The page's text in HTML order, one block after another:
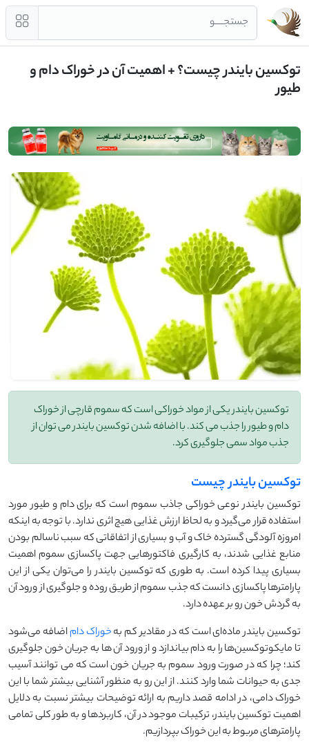
جستجــــو
توکسین بایندر چیست؟ + اهمیت آن در خوراک دام و
طیور
توکسین بایندر یکی از مواد خوراکی است که سموم قارچی از خوراک
دام و طیور را جذب می کند. با اضافه شدن توکسین بایندر می توان از
جذب مواد سمی جلوگیری کرد.
توکسین بایندر چیست
توکسین بایندر نوعی خوراکی جاذب سموم است که برای دام و طیور مورد
استفاده قرار می‌گیرد و به لحاظ ارزش غذایی هیچ اثری ندارد. با توجه به اینکه
امروزه آلودگی گسترده خاک و آب و بسیاری از اتفاقاتی که سبب ناسالم بودن
منابع غذایی شدند، به کارگیری فاکتورهایی جهت پاکسازی سموم اهمیت
بسیاری پیدا کرده است. به طوری که توکسین بایندر را می‌توان یکی از این
پارامترها پاکسازی دانست که جذب سموم از طریق روده و جلوگیری از ورود آن
به گردش خون رو بر عهده دارد.
توکسین بایندر ماده‌ای است که در مقادیر کم بهخوراک داماضافه می‌شود
تا مایکوتوکسین‌ها را به دام بیاندازد و از ورود آن ها به جریان خون جلوگیری
کند؛ چرا که در صورت ورود سموم به جریان خون است که می توانند آسیب
جدی به حیوانات شما وارد کنند. از این رو به منظور آشنایی بیشتر شما با این
خوراک دامی، در ادامه قصد داریم به ارائه توضیحات بیشتر نسبت به دلایل
اهمیت توکسین بایندر، ترکیبات موجود در آن، کاربردها و به طور کلی تمامی
پارامترهای مربوط به این خوراک بپردازیم.